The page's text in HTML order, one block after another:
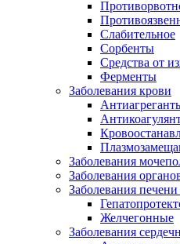
Слабительное
Сорбенты
Средства от
Ферменты
Заболевания крови
Заболевания
Заболевания
Заболевания
Желчегонные
Заболевания